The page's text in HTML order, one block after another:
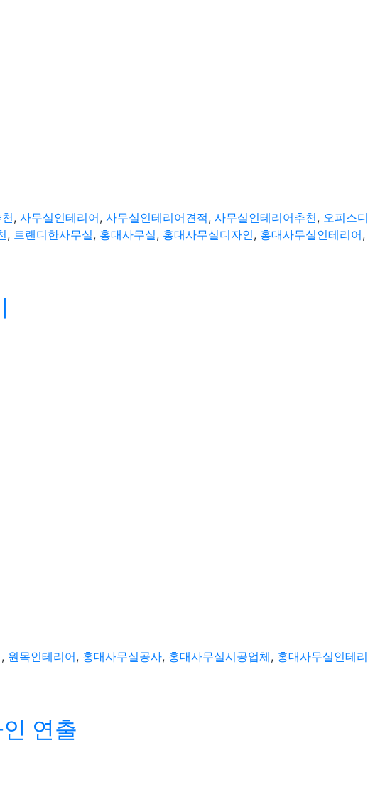
, 사무실인테리어, 사무실인테리어견적, 사무실인테리어추천, 오피스디
, 트랜디한사무실, 홍대사무실, 홍대사무실디자인, 홍대사무실인테리어,
, 원목인테리어, 홍대사무실공사, 홍대사무실시공업체, 홍대사무실인테리
연출